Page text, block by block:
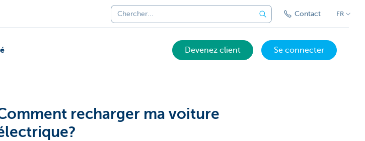
Contact FR
Devenez client Se connecter
recharger ma voiture